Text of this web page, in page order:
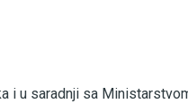
i u saradnji sa